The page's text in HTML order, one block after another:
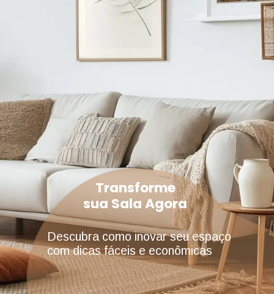
Descubra como inovar seu espaço
com dicas fáceis e econômicas
Transforme
sua Sala Agora